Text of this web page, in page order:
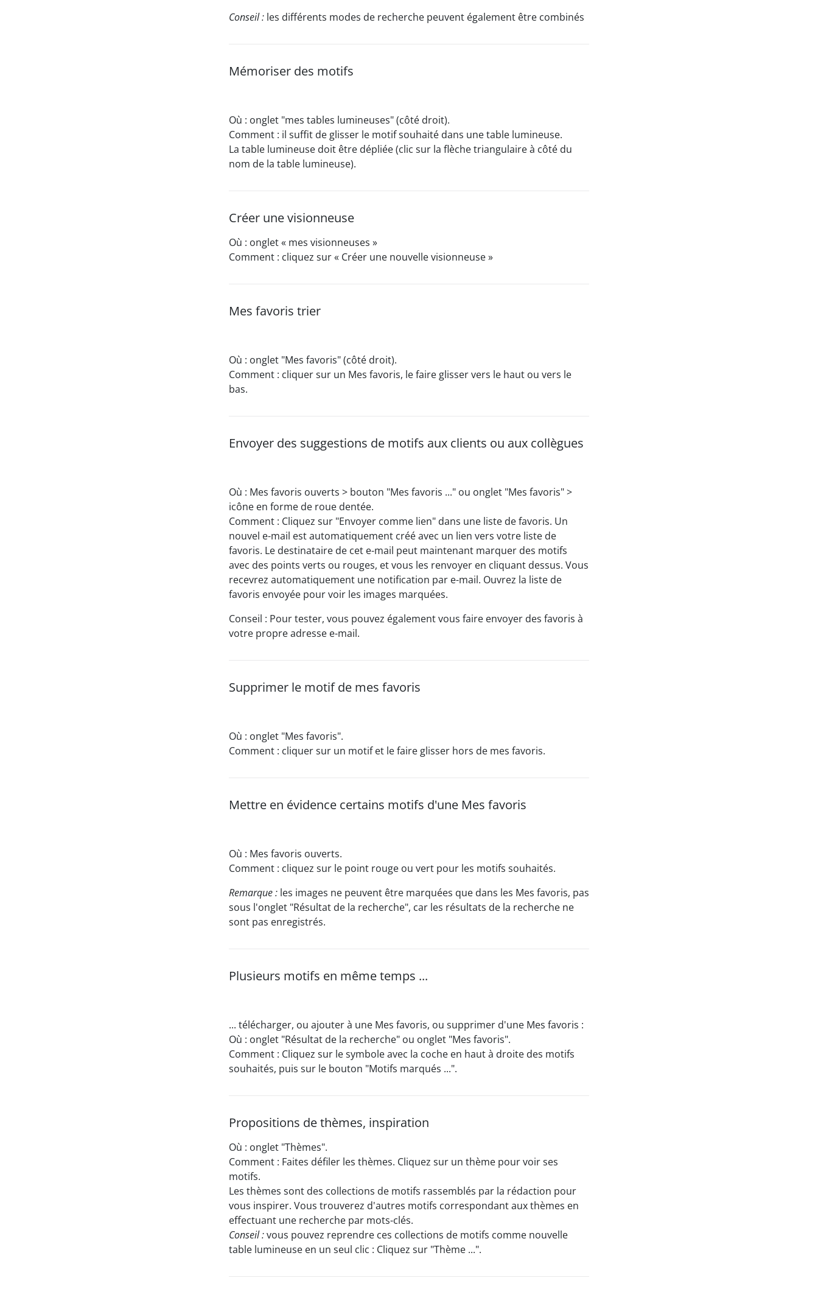
Conseil : les différents modes de recherche peuvent également être combinés
Mémoriser des motifs
Où : onglet "mes tables lumineuses" (côté droit).
Comment : il suffit de glisser le motif souhaité dans une table lumineuse.
La table lumineuse doit être dépliée (clic sur la flèche triangulaire à côté du
nom de la table lumineuse).
Créer une visionneuse
Où : onglet « mes visionneuses »
Comment : cliquez sur « Créer une nouvelle visionneuse »
Mes favoris trier
Où : onglet "Mes favoris" (côté droit).
Comment : cliquer sur un Mes favoris, le faire glisser vers le haut ou vers le
bas.
Envoyer des suggestions de motifs aux clients ou aux collègues
Où : Mes favoris ouverts > bouton "Mes favoris ..." ou onglet "Mes favoris" >
icône en forme de roue dentée.
Comment : Cliquez sur "Envoyer comme lien" dans une liste de favoris. Un
nouvel e-mail est automatiquement créé avec un lien vers votre liste de
favoris. Le destinataire de cet e-mail peut maintenant marquer des motifs
avec des points verts ou rouges, et vous les renvoyer en cliquant dessus. Vous
recevrez automatiquement une notification par e-mail. Ouvrez la liste de
favoris envoyée pour voir les images marquées.
Conseil : Pour tester, vous pouvez également vous faire envoyer des favoris à
votre propre adresse e-mail.
Supprimer le motif de mes favoris
Où : onglet "Mes favoris".
Comment : cliquer sur un motif et le faire glisser hors de mes favoris.
Mettre en évidence certains motifs d'une Mes favoris
Où : Mes favoris ouverts.
Comment : cliquez sur le point rouge ou vert pour les motifs souhaités.
Remarque : les images ne peuvent être marquées que dans les Mes favoris, pas
sous l'onglet "Résultat de la recherche", car les résultats de la recherche ne
sont pas enregistrés.
Plusieurs motifs en même temps ...
... télécharger, ou ajouter à une Mes favoris, ou supprimer d'une Mes favoris :
Où : onglet "Résultat de la recherche" ou onglet "Mes favoris".
Comment : Cliquez sur le symbole avec la coche en haut à droite des motifs
souhaités, puis sur le bouton "Motifs marqués ...".
Propositions de thèmes, inspiration
Où : onglet "Thèmes".
Comment : Faites défiler les thèmes. Cliquez sur un thème pour voir ses
motifs.
Les thèmes sont des collections de motifs rassemblés par la rédaction pour
vous inspirer. Vous trouverez d'autres motifs correspondant aux thèmes en
effectuant une recherche par mots-clés.
Conseil :vous pouvez reprendre ces collections de motifs comme nouvelle
table lumineuse en un seul clic : Cliquez sur "Thème ...".